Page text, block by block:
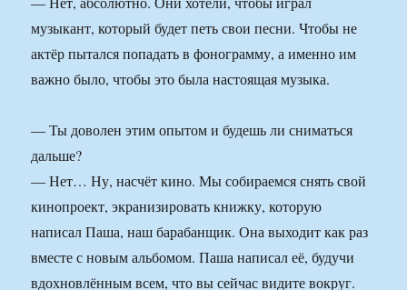
музыкант, который будет петь свои песни. Чтобы не
актёр пытался попадать в фонограмму, а именно им
важно было, чтобы это была настоящая музыка.
— Ты доволен этим опытом и будешь ли сниматься
дальше?
— Нет… Ну, насчёт кино. Мы собираемся снять свой
кинопроект, экранизировать книжку, которую
написал Паша, наш барабанщик. Она выходит как раз
вместе с новым альбомом. Паша написал её, будучи
вдохновлённым всем, что вы сейчас видите вокруг.